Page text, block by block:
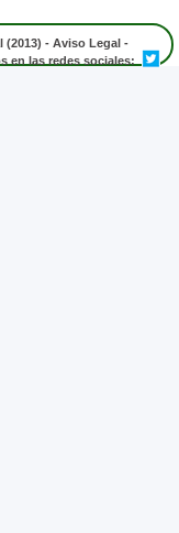
(2013) - Aviso Legal -
en las redes sociales: